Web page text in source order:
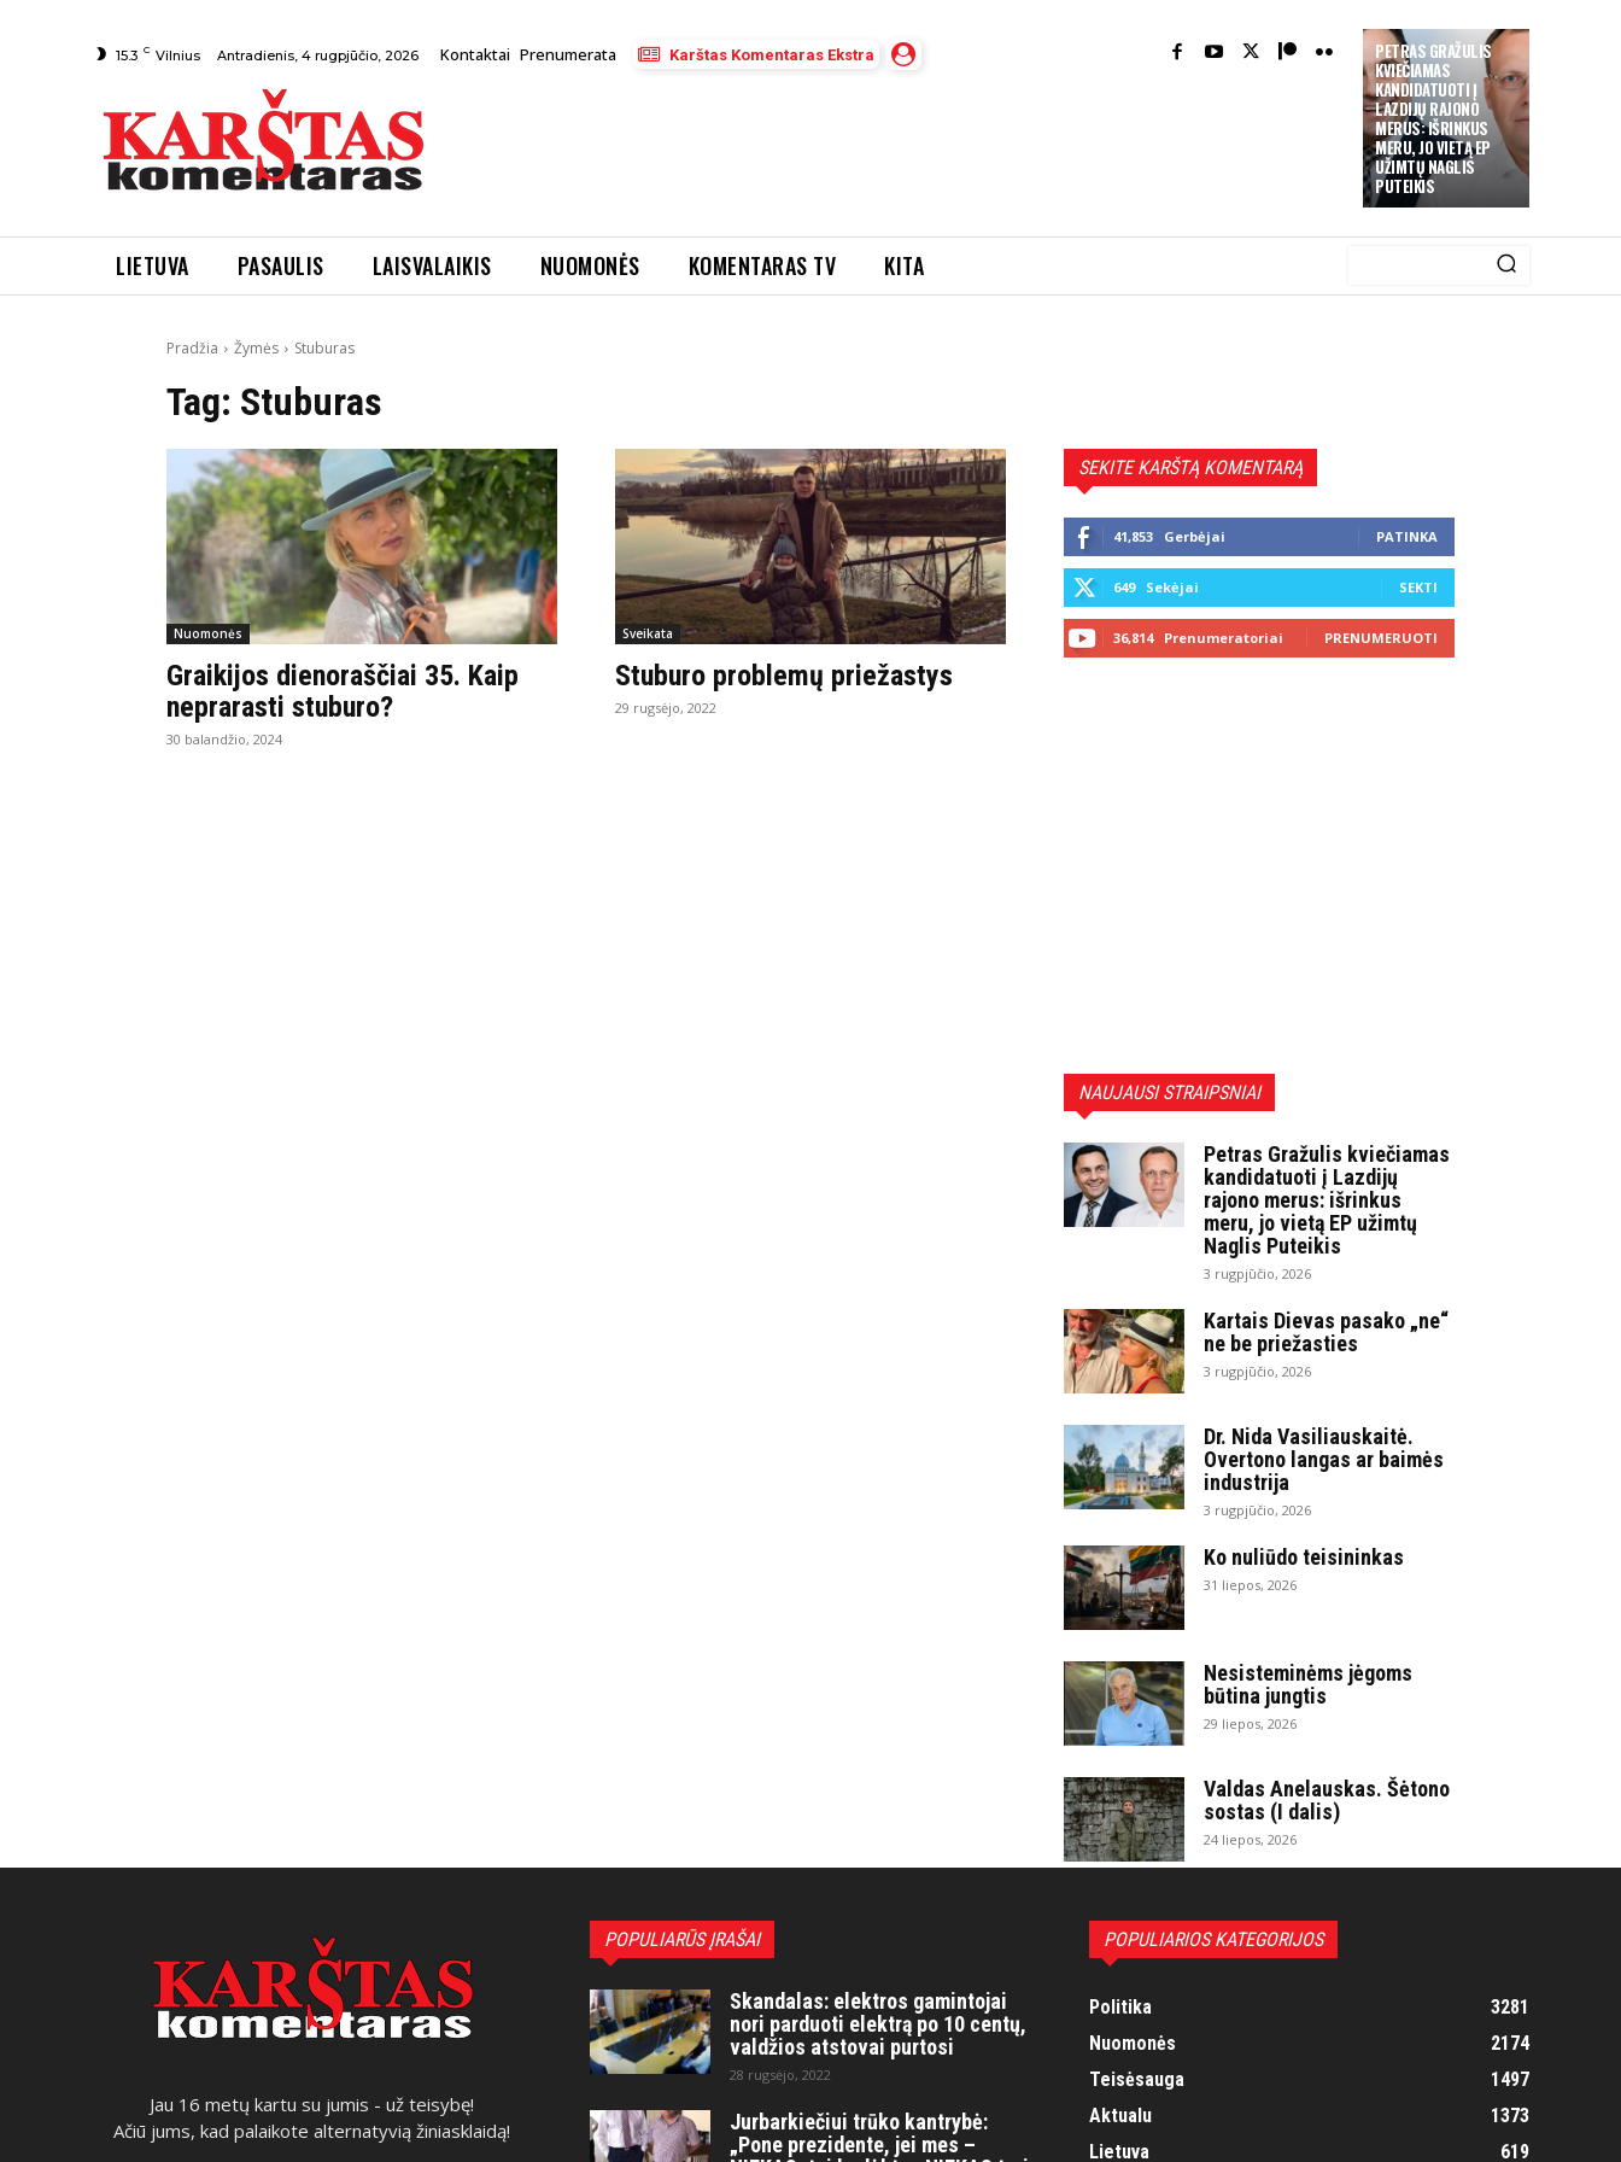
PETRAS GRAŽULIS
KVIEČIAMAS
KANDIDATUOTI Į
LAZDIJŲ RAJONO
MERUS: IŠRINKUS
MERU, JO VIETĄ EP
UŽIMTŲ NAGLIS
PUTEIKIS
15.3 C Vilnius Antradienis, 4 rugpjūčio, 2026 Kontaktai Prenumerata Karštas Komentaras Ekstra
LIETUVA PASAULIS LAISVALAIKIS NUOMONĖS KOMENTARAS TV KITA
Pradžia Žymės Stuburas
Tag: Stuburas
Nuomonės
Graikijos dienoraščiai 35. Kaip
neprarasti stuburo?
30 balandžio, 2024
Sveikata
Stuburo problemų priežastys
29 rugsėjo, 2022
SEKITE KARŠTĄ KOMENTARĄ
41,853 Gerbėjai PATINKA
649 Sekėjai SEKTI
36,814 Prenumeratoriai PRENUMERUOTI
NAUJAUSI STRAIPSNIAI
Petras Gražulis kviečiamas
kandidatuoti į Lazdijų
rajono merus: išrinkus
meru, jo vietą EP užimtų
Naglis Puteikis
3 rugpjūčio, 2026
Kartais Dievas pasako „ne“
ne be priežasties
3 rugpjūčio, 2026
Dr. Nida Vasiliauskaitė.
Overtono langas ar baimės
industrija
3 rugpjūčio, 2026
Ko nuliūdo teisininkas
31 liepos, 2026
Nesisteminėms jėgoms
būtina jungtis
29 liepos, 2026
Valdas Anelauskas. Šėtono
sostas (I dalis)
24 liepos, 2026
Jau 16 metų kartu su jumis - už teisybę!
Ačiū jums, kad palaikote alternatyvią žiniasklaidą!
POPULIARŪS ĮRAŠAI
Skandalas: elektros gamintojai
nori parduoti elektrą po 10 centų,
valdžios atstovai purtosi
28 rugsėjo, 2022
Jurbarkiečiui trūko kantrybė:
„Pone prezidente, jei mes –
POPULIARIOS KATEGORIJOS
Politika
3281
Nuomonės
2174
Teisėsauga
1497
Aktualu
1373
Lietuva
619